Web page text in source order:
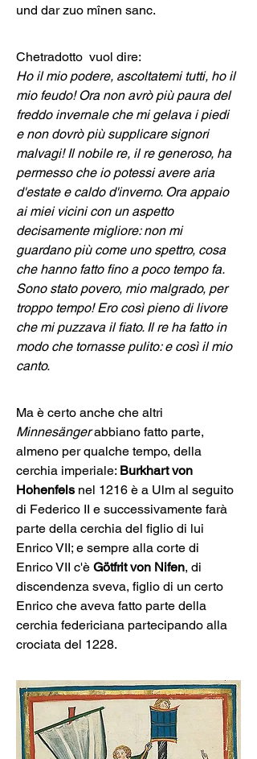
und dar zuo mînen sanc.
Ho il mio podere, ascoltatemi tutti, ho il
mio feudo! Ora non avrò più paura del
freddo invernale che mi gelava i piedi
e non dovrò più supplicare signori
malvagi! Il nobile re, il re generoso, ha
permesso che io potessi avere aria
d'estate e caldo d'inverno. Ora appaio
ai miei vicini con un aspetto
decisamente migliore: non mi
guardano più come uno spettro, cosa
che hanno fatto fino a poco tempo fa.
Sono stato povero, mio malgrado, per
troppo tempo! Ero così pieno di livore
che mi puzzava il fiato. Il re ha fatto in
modo che tornasse pulito: e così il mio
canto.
Ma è certo anche che altri
Minnesänger abbiano fatto parte,
almeno per qualche tempo, della
cerchia imperiale: Burkhart von
Hohenfels nel 1216 è a Ulm al seguito
di Federico II e successivamente farà
parte della cerchia del figlio di lui
Enrico VII; e sempre alla corte di
Enrico VII c'è Götfrit von Nifen, di
discendenza sveva, figlio di un certo
Enrico che aveva fatto parte della
cerchia federiciana partecipando alla
crociata del 1228.